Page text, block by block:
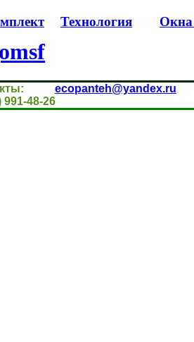
Технология
ecopanteh@yandex.ru
991-48-26